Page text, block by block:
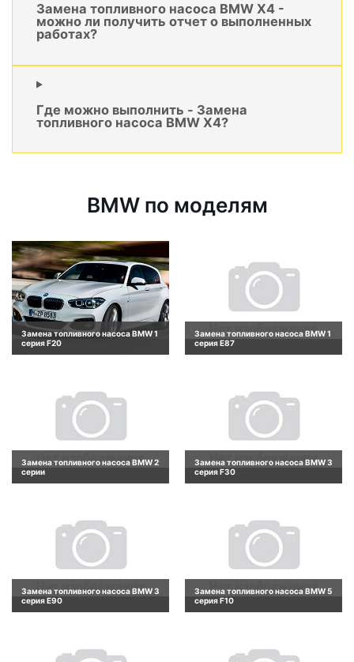
Замена топливного насоса BMW X4 -
можно ли получить отчет о выполненных
работах?
Где можно выполнить - Замена
топливного насоса BMW X4?
BMW по моделям
Замена топливного насоса BMW 1
серия F20
Замена топливного насоса BMW 1
серия E87
Замена топливного насоса BMW 2
серии
Замена топливного насоса BMW 3
серия F30
Замена топливного насоса BMW 3
серия E90
Замена топливного насоса BMW 5
серия F10